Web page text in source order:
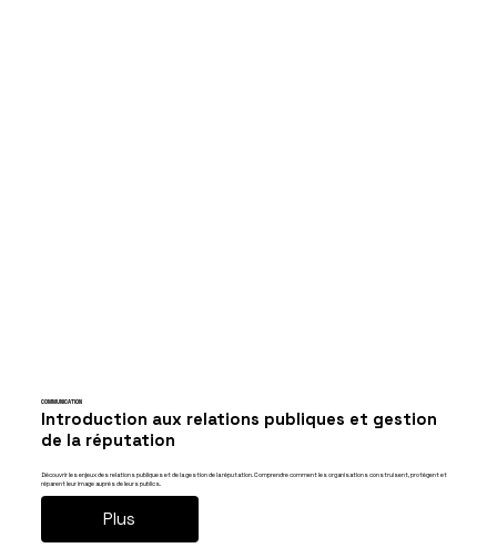
COMMUNICATION
Introduction aux relations publiques et gestion
de la réputation
Découvrir les enjeux des relations publiques et de la gestion de la réputation. Comprendre comment les organisations construisent, protègent et
réparent leur image auprès de leurs publics.
Plus